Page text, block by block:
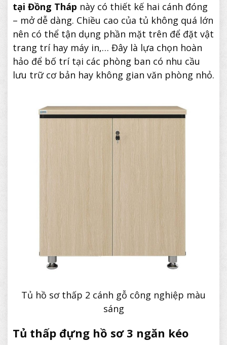
tại Đồng Tháp này có thiết kế hai cánh đóng
– mở dễ dàng. Chiều cao của tủ không quá lớn
nên có thể tận dụng phần mặt trên để đặt vật
trang trí hay máy in,… Đây là lựa chọn hoàn
hảo để bố trí tại các phòng ban có nhu cầu
lưu trữ cơ bản hay không gian văn phòng nhỏ.
Tủ hồ sơ thấp 2 cánh gỗ công nghiệp màu
sáng
Tủ thấp đựng hồ sơ 3 ngăn kéo